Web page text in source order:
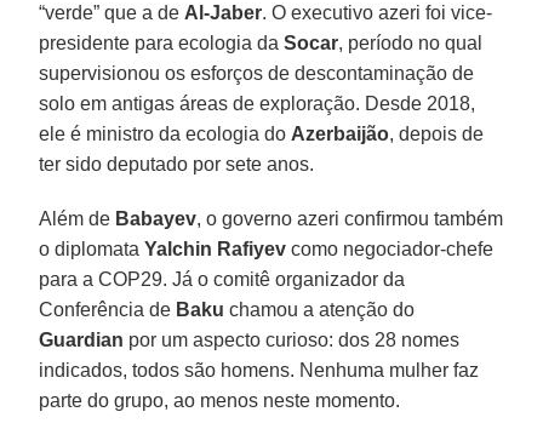
“verde” que a de Al-Jaber. O executivo azeri foi vice-
presidente para ecologia daSocar, período no qual
supervisionou os esforços de descontaminação de
solo em antigas áreas de exploração. Desde 2018,
ele é ministro da ecologia do Azerbaijão, depois de
ter sido deputado por sete anos.
Além de Babayev, o governo azeri confirmou também
o diplomataYalchin Rafiyev como negociador-chefe
para a COP29. Já o comitê organizador da
Conferência de Baku chamou a atenção do
Guardian por um aspecto curioso: dos 28 nomes
indicados, todos são homens. Nenhuma mulher faz
parte do grupo, ao menos neste momento.